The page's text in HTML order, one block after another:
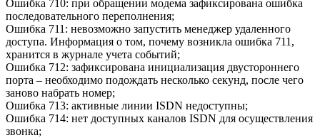
Ошибка 710: при обращении модема зафиксирована ошибка
последовательного переполнения;
Ошибка 711: невозможно запустить менеджер удаленного
доступа. Информация о том, почему возникла ошибка 711,
хранится в журнале учета событий;
Ошибка 712: зафиксирована инициализация двустороннего
порта – необходимо подождать несколько секунд, после чего
заново набрать номер;
Ошибка 713: активные линии ISDN недоступны;
Ошибка 714: нет доступных каналов ISDN для осуществления
звонка;